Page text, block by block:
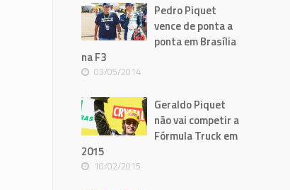
Pedro Piquet
vence de ponta a
ponta em Brasília
na F3
03/05/2014
Geraldo Piquet
não vai competir a
Fórmula Truck em
2015
10/02/2015